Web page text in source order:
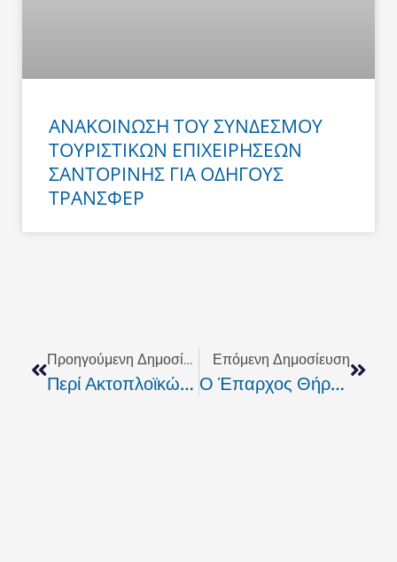
ΑΝΑΚΟΙΝΩΣΗ ΤΟΥ ΣΥΝΔΕΣΜΟΥ
ΤΟΥΡΙΣΤΙΚΩΝ ΕΠΙΧΕΙΡΗΣΕΩΝ
ΣΑΝΤΟΡΙΝΗΣ ΓΙΑ ΟΔΗΓΟΥΣ
ΤΡΑΝΣΦΕΡ
Προηγούμενη Δημοσίευση
Περί Ακτοπλοϊκών-Ανακοινωση ΔΑΚΕ Πρωτοβάθμιας Εκπαίδευσης
Επόμενη Δημοσίευση
Ο Έπαρχος Θήρας Για Το Θέμα Της Μεταφοράς Μαθητών Ειδικών Σχολείων